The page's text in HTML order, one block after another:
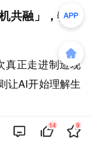
共融」，物理
真正走进制造现
让AI开始理解生
融智能」的两翼
14 9